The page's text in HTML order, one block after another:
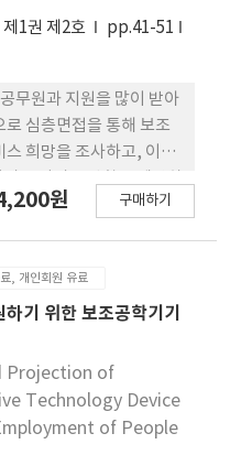
을 것으로 기대된다.
제1권 제2호
pp.41-51
무원과 지원을 많이 받아
심층면접을 통해 보조
스 희망을 조사하고, 이를
위로 추출하여 면담 조
사업주 7명, 구직장애인 7
으로 총 19명이 응답에
험, 보조공학기기 신청
, 장애유형에 관련된 보조
인식조사, 보조공학서
원 구매하기
, 개인회원 유료
기 위한 보조공학기기
Projection of
Technology Device
of People